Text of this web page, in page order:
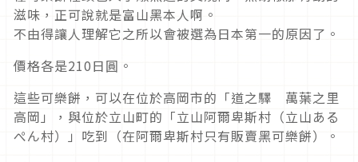
滋味，正可說就是富山黑本人啊。
不由得讓人理解它之所以會被選為日本第一的原因了。
價格各是210日圓。
這些可樂餅，可以在位於高岡市的「道之驛 萬葉之里
高岡」，與位於立山町的「立山阿爾卑斯村（立山ある
ぺん村）」吃到（在阿爾卑斯村只有販賣黑可樂餅）。